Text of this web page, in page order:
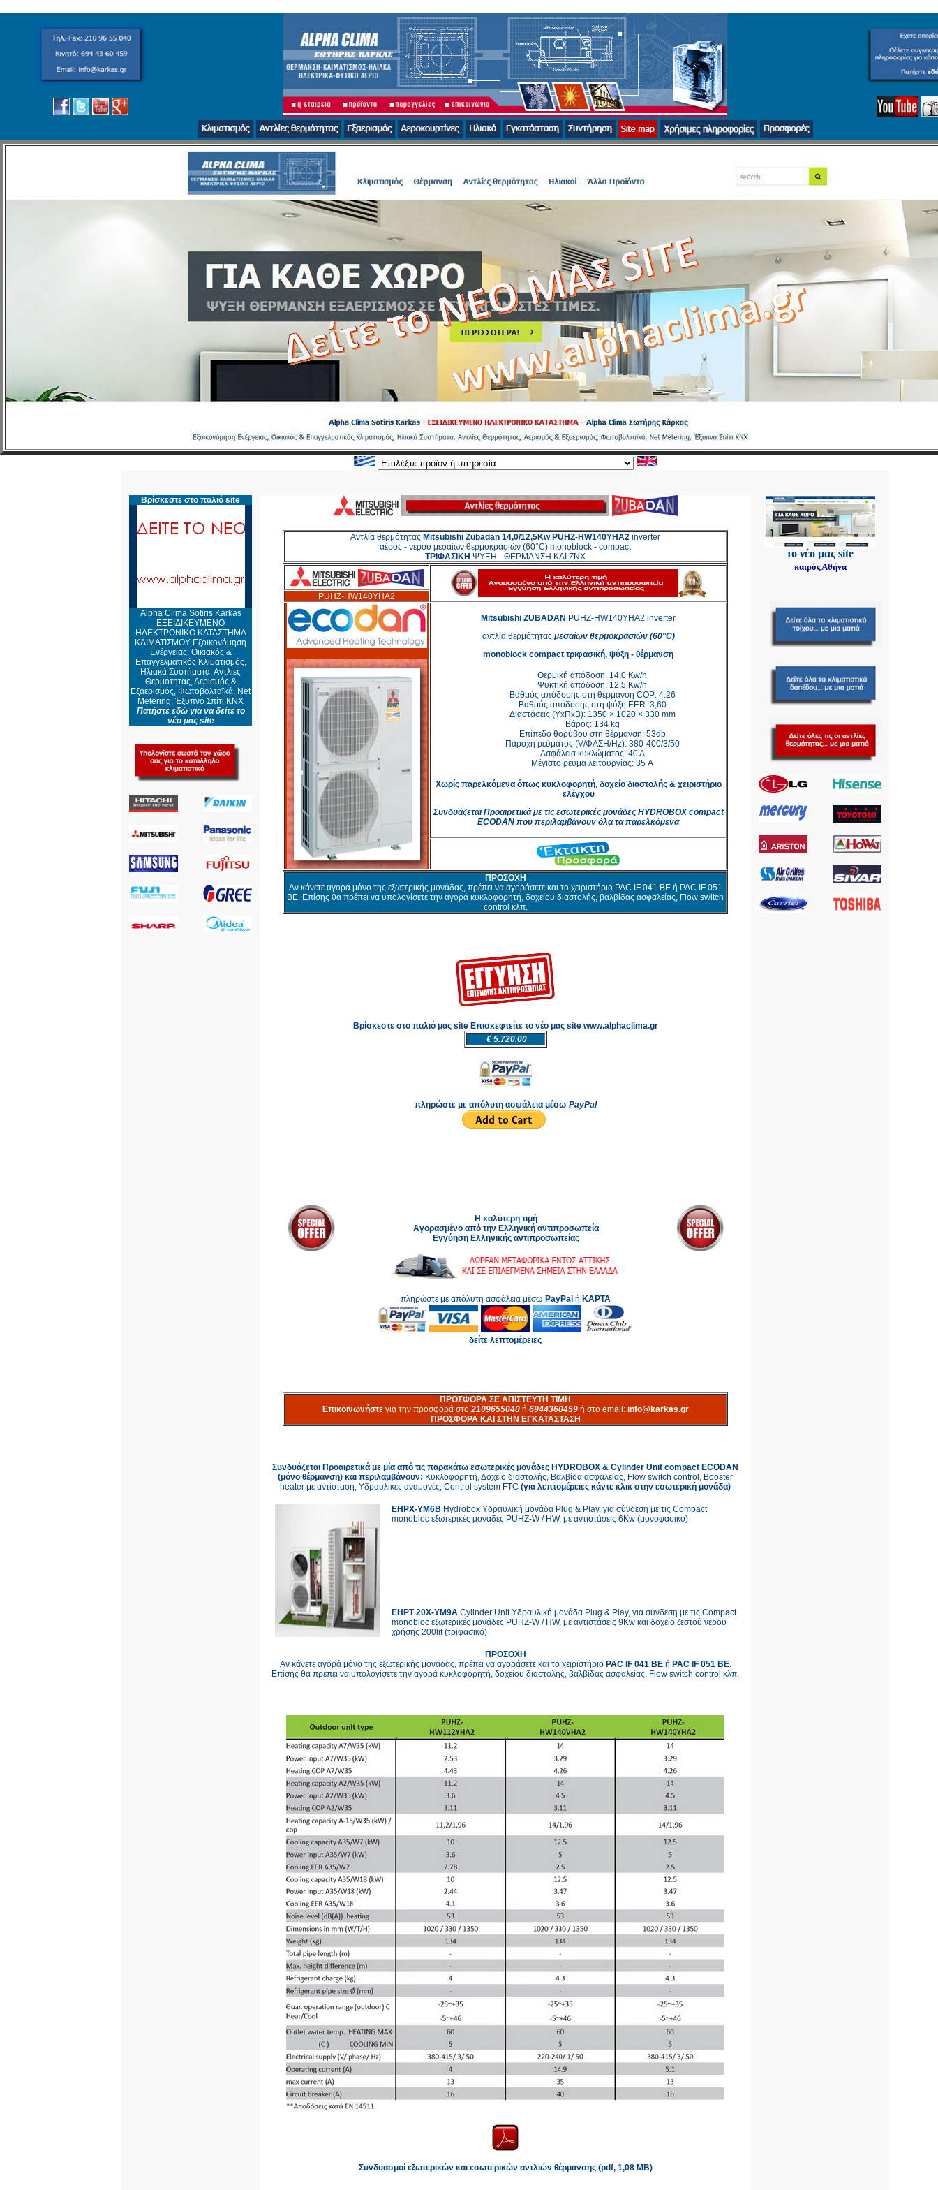
Βρίσκεστε στο παλιό site
Alpha Clima Sotiris Karkas
ΕΞΕΙΔΙΚΕΥΜΕΝΟ
ΗΛΕΚΤΡΟΝΙΚΟ ΚΑΤΑΣΤΗΜΑ
ΚΛΙΜΑΤΙΣΜΟΥ Εξοικονόμηση
Ενέργειας, Οικιακός &
Επαγγελματικός Κλιματισμός,
Ηλιακά Συστήματα, Αντλίες
Θερμότητας, Αερισμός &
Εξαερισμός, Φωτοβολταϊκά, Net
Metering, Έξυπνο Σπίτι KNX
Πατήστε εδώ για να δείτε το
νέο μας site
Αντλία θερμότητας Mitsubishi Zubadan 14,0/12,5Kw PUHZ-HW140YHA2 inverter
αέρος - νερού μεσαίων θερμοκρασιών (60°C) monoblock - compact
ΤΡΙΦΑΣΙΚΗ ΨΥΞΗ - ΘΕΡΜΑΝΣΗ ΚΑΙ ZNX
PUHZ-HW140YHA2
Mitsubishi ZUBADAN PUHZ-HW140YHA2 inverter
αντλία θερμότητας μεσαίων θερμοκρασιών (60°C)
monoblock compact τριφασική, ψύξη - θέρμανση
Θερμική απόδοση: 14,0 Kw/h
Ψυκτική απόδοση: 12,5 Kw/h
Βαθμός απόδοσης στη θέρμανση COP: 4.26
Βαθμός απόδοσης στη ψύξη EER: 3,60
Διαστάσεις (YxΠxΒ): 1350 × 1020 × 330 mm
Βάρος: 134 kg
Επίπεδο θορύβου στη θέρμανση: 53db
Παροχή ρεύματος (V/ΦΑΣΗ/Hz): 380-400/3/50
Ασφάλεια κυκλώματος: 40 Α
Μέγιστο ρεύμα λειτουργίας: 35 A
Χωρίς παρελκόμενα όπως κυκλοφορητή, δοχείο διαστολής & χειριστήριο
ελέγχου
Συνδυάζεται Προαιρετικά με τις εσωτερικές μονάδες HYDROBOX compact
ECODAN που περιλαμβάνουν όλα τα παρελκόμενα
ΠΡΟΣΟΧΗ
Αν κάνετε αγορά μόνο της εξωτερικής μονάδας, πρέπει να αγοράσετε και το χειριστήριο PAC IF 041 BE ή PAC IF 051
BE. Επίσης θα πρέπει να υπολογίσετε την αγορά κυκλοφορητή, δοχείου διαστολής, βαλβίδας ασφαλείας, Flow switch
control κλπ.
Βρίσκεστε στο παλιό μας site Επισκεφτείτε το νέο μας site www.alphaclima.gr
€ 5.720,00
πληρώστε με απόλυτη ασφάλεια μέσω PayPal
Η καλύτερη τιμή
Αγορασμένο από την Ελληνική αντιπροσωπεία
Εγγύηση Ελληνικής αντιπροσωπείας
πληρώστε με απόλυτη ασφάλεια μέσω PayPal ή ΚΑΡΤΑ
δείτε λεπτομέρειες
ΠΡΟΣΦΟΡΑ ΣΕ ΑΠΙΣΤΕΥΤΗ ΤΙΜΗ
Επικοινωνήστεγια την προσφορά στο2109655040ή 6944360459ή στο email: info@karkas.gr
ΠΡΟΣΦΟΡΑ ΚΑΙ ΣΤΗΝ ΕΓΚΑΤΑΣΤΑΣΗ
Συνδυάζεται Προαιρετικά με μία από τις παρακάτω εσωτερικές μονάδες HYDROBOX & Cylinder Unit compact ECODAN
(μόνο θέρμανση) και περιλαμβάνουν: Κυκλοφορητή, Δοχείο διαστολής, Βαλβίδα ασφαλείας, Flow switch control, Booster
heater με αντίσταση, Υδραυλικές αναμονές, Control system FTC (για λεπτομέρειες κάντε κλικ στην εσωτερική μονάδα)
EHPX-YM6B Hydrobox Υδραυλική μονάδα Plug & Play, για σύνδεση με τις Compact
monobloc εξωτερικές μονάδες PUHZ-W / HW, με αντιστάσεις 6Kw (μονοφασικό)
EHPT 20X-YM9A Cylinder Unit Υδραυλική μονάδα Plug & Play, για σύνδεση με τις Compact
monobloc εξωτερικές μονάδες PUHZ-W / HW, με αντιστάσεις 9Kw και δοχείο ζεστού νερού
χρήσης 200lit (τριφασικό)
ΠΡΟΣΟΧΗ
Αν κάνετε αγορά μόνο της εξωτερικής μονάδας, πρέπει να αγοράσετε και το χειριστήριο PAC IF 041 BEή PAC IF 051 BE.
Επίσης θα πρέπει να υπολογίσετε την αγορά κυκλοφορητή, δοχείου διαστολής, βαλβίδας ασφαλείας, Flow switch control κλπ.
Συνδυασμοί εξωτερικών και εσωτερικών αντλιών θέρμανσης (pdf, 1,08 MB)
το νέο μας site
καιρός Αθήνα